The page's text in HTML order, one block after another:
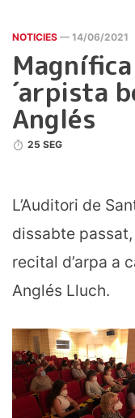
NOTICIES — 14/06/2021
´arpista
Anglés
25 SEG
L’Auditori de
dissabte
recital d’arpa a
Anglés Lluch.